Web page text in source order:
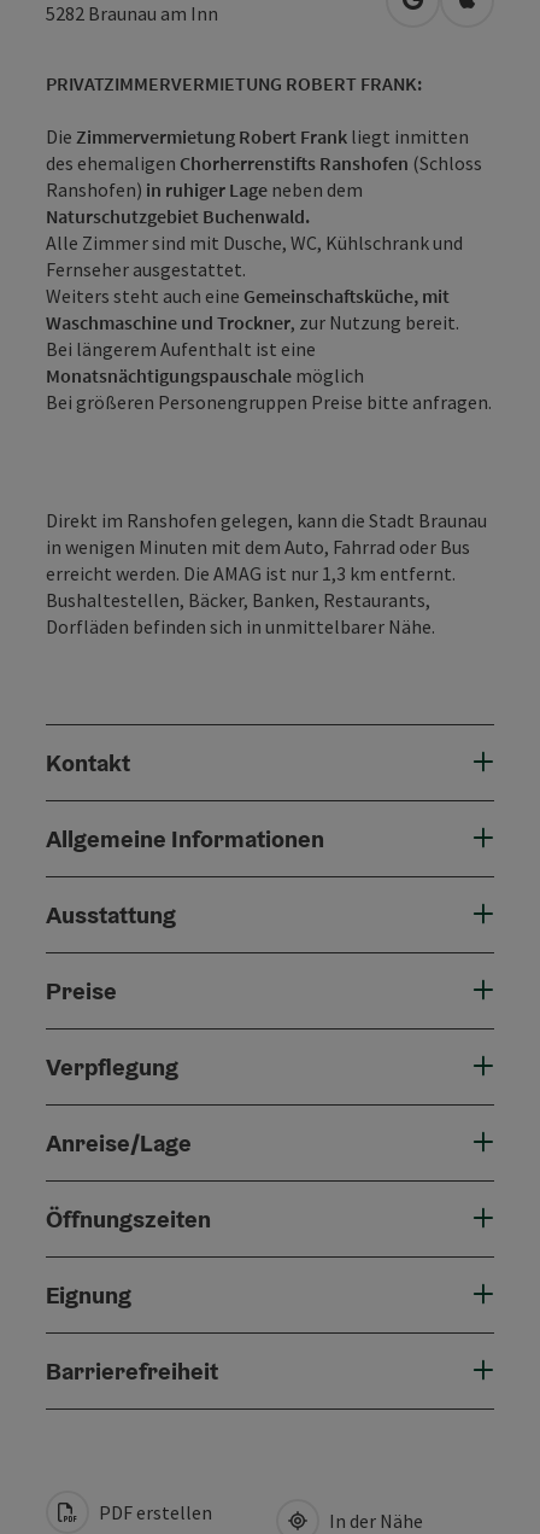
5282 Braunau am Inn in Google
in
PRIVATZIMMERVERMIETUNG ROBERT FRANK:
Die Zimmervermietung Robert Frank liegt inmitten
des ehemaligen Chorherrenstifts Ranshofen (Schloss
Ranshofen) in ruhiger Lage neben dem
Naturschutzgebiet Buchenwald.
Alle Zimmer sind mit Dusche, WC, Kühlschrank und
Fernseher ausgestattet.
Weiters steht auch eine Gemeinschaftsküche, mit
Waschmaschine und Trockner, zur Nutzung bereit.
Bei längerem Aufenthalt ist eine
Monatsnächtigungspauschale möglich
Bei größeren Personengruppen Preise bitte anfragen.
Direkt im Ranshofen gelegen, kann die Stadt Braunau
in wenigen Minuten mit dem Auto, Fahrrad oder Bus
erreicht werden. Die AMAG ist nur 1,3 km entfernt.
Bushaltestellen, Bäcker, Banken, Restaurants,
Dorfläden befinden sich in unmittelbarer Nähe.
Kontakt
Allgemeine Informationen
Ausstattung
Preise
Verpflegung
Anreise/Lage
Öffnungszeiten
Eignung
Barrierefreiheit
PDF erstellen In der Nähe